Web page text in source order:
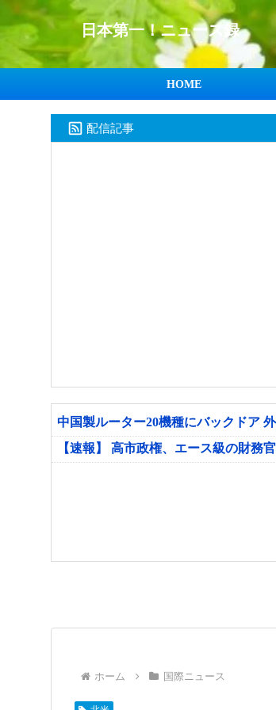
日本第一！ニュース録
HOME
配信記事
中国製ルーター20機種にバックドア
【速報】 高市政権、エース級の財務
ホーム 国際ニュース